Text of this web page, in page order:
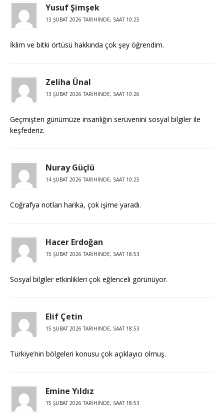
Yusuf Şimşek
13 ŞUBAT 2026 TARIHINDE, SAAT 10:25
İklim ve bitki örtüsü hakkında çok şey öğrendim.
Zeliha Ünal
13 ŞUBAT 2026 TARIHINDE, SAAT 10:26
Geçmişten günümüze insanlığın serüvenini sosyal bilgiler ile
keşfederiz.
Nuray Güçlü
14 ŞUBAT 2026 TARIHINDE, SAAT 10:25
Coğrafya notları harika, çok işime yaradı.
Hacer Erdoğan
15 ŞUBAT 2026 TARIHINDE, SAAT 18:53
Sosyal bilgiler etkinlikleri çok eğlenceli görünüyor.
Elif Çetin
15 ŞUBAT 2026 TARIHINDE, SAAT 18:53
Türkiye’nin bölgeleri konusu çok açıklayıcı olmuş.
Emine Yıldız
15 ŞUBAT 2026 TARIHINDE, SAAT 18:53